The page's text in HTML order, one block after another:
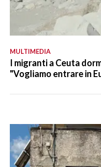
MULTIMEDIA
I migranti a Ceuta
"Vogliamo entrare in